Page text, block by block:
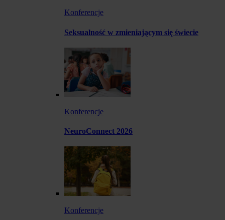
Konferencje
Seksualność w zmieniającym się świecie
Konferencje
NeuroConnect 2026
Konferencje